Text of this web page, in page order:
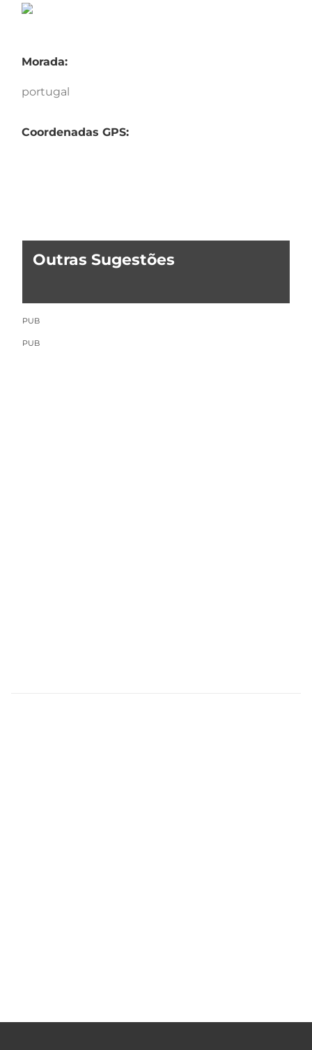
Morada:
portugal
Coordenadas GPS:
Outras Sugestões
PUB
PUB